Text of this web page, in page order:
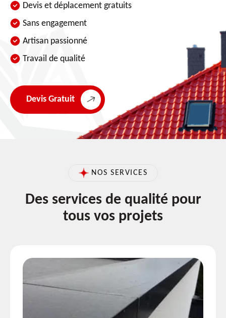
Devis et déplacement gratuits
Sans engagement
Artisan passionné
Travail de qualité
Devis Gratuit
NOS SERVICES
Des services de qualité pour
tous vos projets